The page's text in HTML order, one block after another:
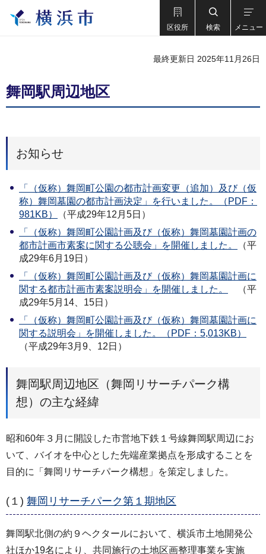
区役所 検索 メニュー
最終更新日 2025年11月26日
舞岡駅周辺地区
お知らせ
「（仮称）舞岡町公園の都市計画変更（追加）及び（仮
称）舞岡墓園の都市計画決定」を行いました。（PDF：
981KB）
（平成29年12月5日）
「（仮称）舞岡町公園計画及び（仮称）舞岡墓園計画の
都市計画市素案に関する公聴会」を開催しました。
（平
成29年6月19日）
「（仮称）舞岡町公園計画及び（仮称）舞岡墓園計画に
関する都市計画市素案説明会」を開催しました。
（平
成29年5月14、15日）
「（仮称）舞岡町公園計画及び（仮称）舞岡墓園計画に
関する説明会」を開催しました。（PDF：5,013KB）
（平成29年3月9、12日）
舞岡駅周辺地区（舞岡リサーチパーク構
想）の主な経緯
昭和60年３月に開設した市営地下鉄１号線舞岡駅周辺にお
いて、バイオを中心とした先端産業拠点を形成することを
目的に「舞岡リサーチパーク構想」を策定しました。
(１) 舞岡リサーチパーク第１期地区
舞岡駅北側の約９ヘクタールにおいて、横浜市土地開発公
社ほか19名により、共同施行の土地区画整理事業を実施